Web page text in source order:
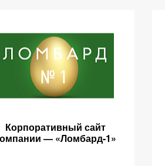
Корпоративный сайт
— «Ломбард-1»